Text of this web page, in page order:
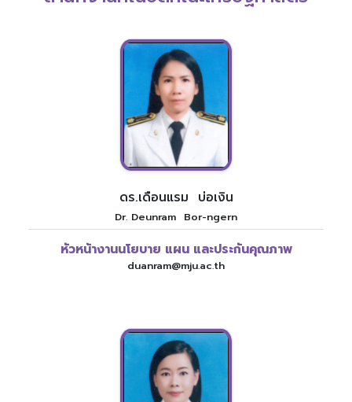
ดร.เดือนแรม บ่อเงิน
Dr. Deunram Bor-ngern
หัวหน้างานนโยบาย แผน และประกันคุณภาพ
duanram@mju.ac.th